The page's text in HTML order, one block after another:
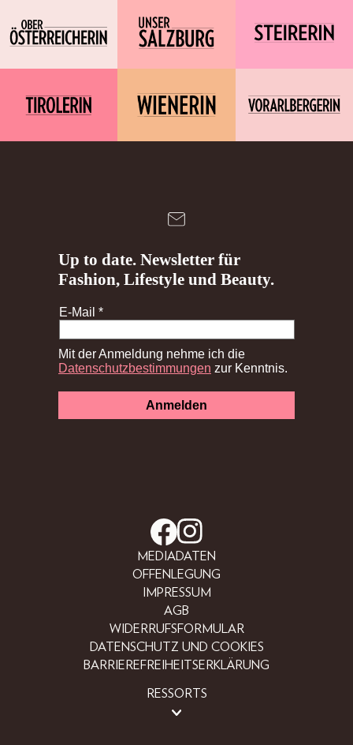
MEDIADATEN
OFFENLEGUNG
IMPRESSUM
AGB
WIDERRUFSFORMULAR
DATENSCHUTZ UND COOKIES
BARRIEREFREIHEITSERKLÄRUNG
RESSORTS